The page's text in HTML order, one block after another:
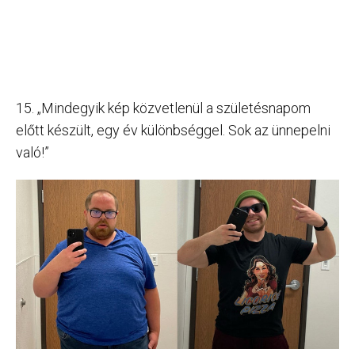
15. „Mindegyik kép közvetlenül a születésnapom
előtt készült, egy év különbséggel. Sok az ünnepelni
való!”